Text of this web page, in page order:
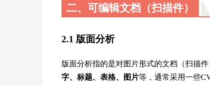
二、可编辑文档（扫描件）
2.1 版面分析
版面分析指的是对图片形式的文档（扫描
字、标题、表格、图片等，通常采用一些